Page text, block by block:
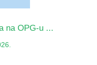
na OPG-u ...